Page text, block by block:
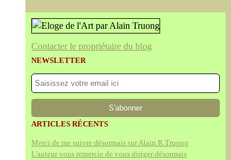
Contacter le propriétaire du blog
NEWSLETTER
ARTICLES RÉCENTS
Merci de me suivre désormais sur Alain.R.Truong
L'auteur vous remercie de vous diriger désormais